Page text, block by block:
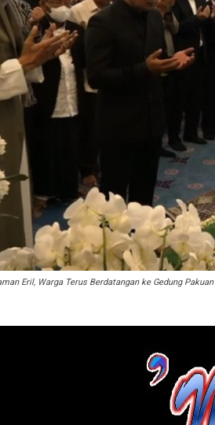
Eril, Warga Terus Berdatangan ke Gedung Pakuan